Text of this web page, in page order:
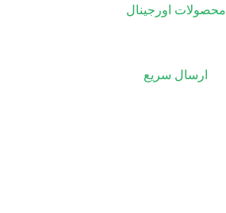
محصولات اورجینال
ارسال سریع